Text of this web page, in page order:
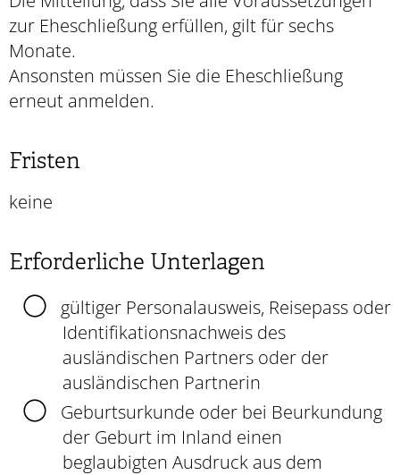
zur Eheschließung erfüllen, gilt für sechs
Monate.
Ansonsten müssen Sie die Eheschließung
erneut anmelden.
Fristen
keine
Erforderliche Unterlagen
gültiger Personalausweis, Reisepass oder
Identifikationsnachweis des
ausländischen Partners oder der
ausländischen Partnerin
Geburtsurkunde oder bei Beurkundung
der Geburt im Inland einen
beglaubigten Ausdruck aus dem